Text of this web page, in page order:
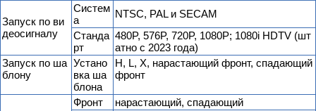
Запуск по ви
деосигналу
Cистем
а
NTSC, PAL и SECAM
Cтанда
рт
480P, 576P, 720P, 1080P; 1080i HDTV (шт
атно с 2023 года)
Запуск по ша
блону
Устано
вка ша
блона
H, L, X, нарастающий фронт, спадающий
фронт
Фронт
нарастающий, спадающий